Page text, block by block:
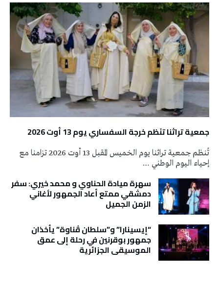
جمعية تراثنا تنَظم خرجة السفساري يوم 13 أوت 2026
تُنظم جمعية تراثنا يوم الخميس المقبل 13 أوت 2026 تزامنا مع
إحياء اليوم الوطني …
سهرة ميادة الحناوي و محمد خيري: سفر
دمشقي ممتع أعاد الجمهور لأغاني
الزمن الجميل
“إيسينارا” و”سلطان ڤناوة” يأخذان
جمهور بوقرنين في رحلة إلى عمق
الموسيقى الجزائرية